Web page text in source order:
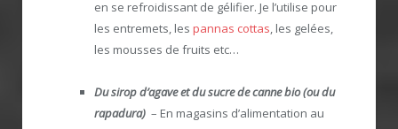
en se refroidissant de gélifier. Je l’utilise pour
les entremets, les pannas cottas, les gelées,
les mousses de fruits etc…
Du sirop d’agave et du sucre de canne bio (ou du
rapadura) – En magasins d’alimentation au